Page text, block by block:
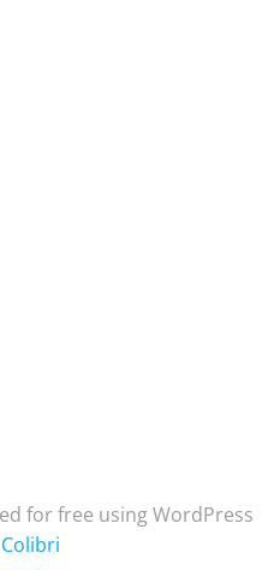
for free using WordPress
Colibri